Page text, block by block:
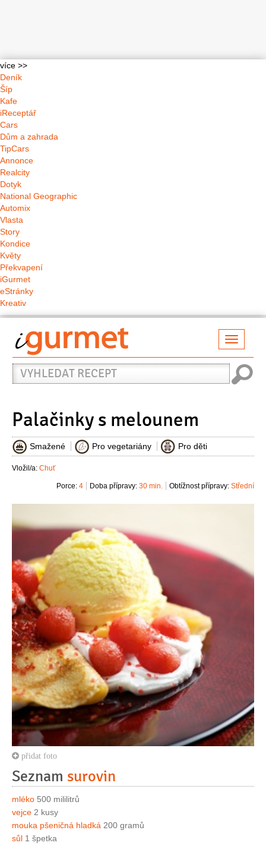
více >>
Deník
Šíp
Kafe
iReceptář
Cars
Dům a zahrada
TipCars
Annonce
Realcity
Dotyk
National Geographic
Automix
Vlasta
Story
Kondice
Květy
Překvapení
iGurmet
eStránky
Kreativ
Vyhledat
recept
Palačinky s melounem
Smažené Pro vegetariány Pro děti
Vložil/a: Chuť
Obtížnost přípravy: Střední
Doba přípravy: 30 min.
Porce: 4
přidat foto
Seznam surovin
mléko 500 mililitrů
vejce 2 kusy
mouka pšeničná hladká 200 gramů
sůl 1 špetka